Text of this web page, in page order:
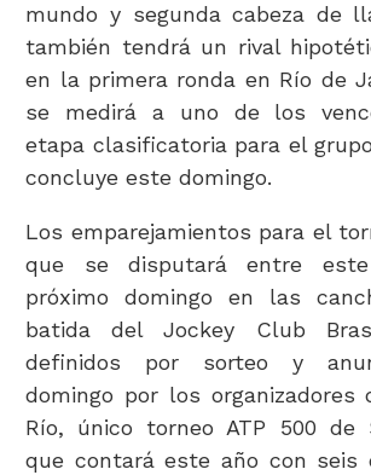
mundo y segunda cabeza de
también tendrá un rival
en la primera ronda en Río de
se medirá a uno de los
etapa clasificatoria para el
concluye este domingo.
Los emparejamientos para el
que se disputará entre
próximo domingo en las
batida del Jockey Club
definidos por sorteo y
domingo por los organizadores
Río, único torneo ATP 500 de
que contará este año con